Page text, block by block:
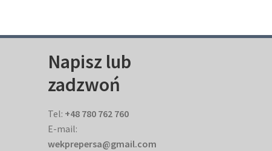
Napisz lub
zadzwoń
Tel: +48 780 762 760
E-mail:
wekprepersa@gmail.com